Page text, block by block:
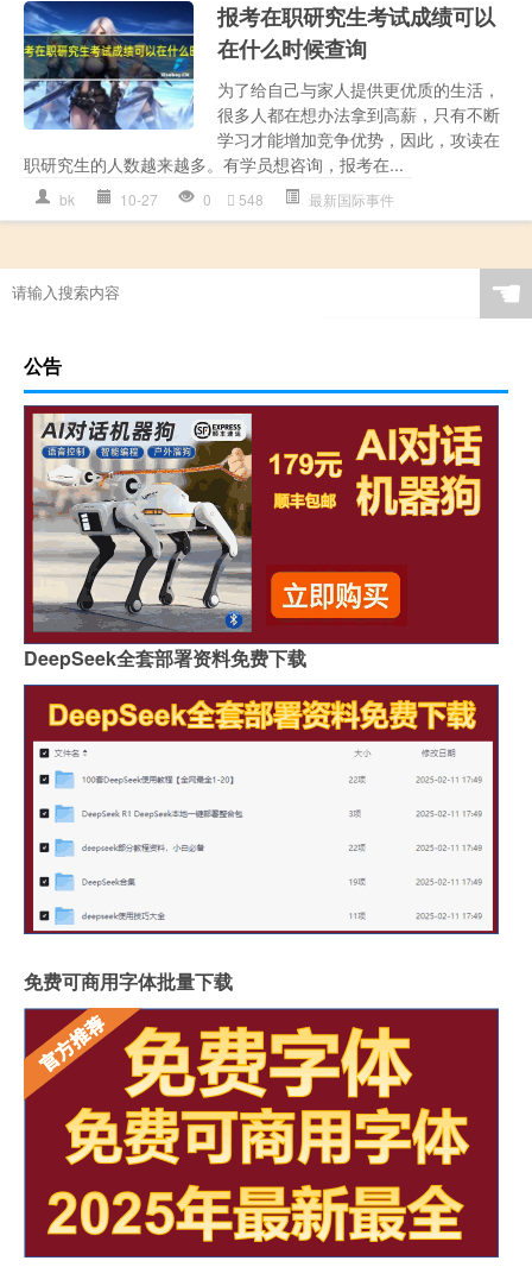
报考在职研究生考试成绩可以
在什么时候查询
为了给自己与家人提供更优质的生活，
很多人都在想办法拿到高薪，只有不断
学习才能增加竞争优势，因此，攻读在
职研究生的人数越来越多。有学员想咨询，报考在...
bk 10-27 0 548 最新国际事件
☚
公告
DeepSeek全套部署资料免费下载
免费可商用字体批量下载